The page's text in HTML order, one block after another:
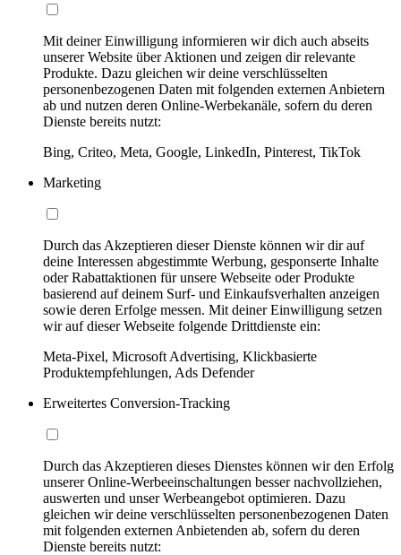
Mit deiner Einwilligung informieren wir dich auch abseits
unserer Website über Aktionen und zeigen dir relevante
Produkte. Dazu gleichen wir deine verschlüsselten
personenbezogenen Daten mit folgenden externen Anbietern
ab und nutzen deren Online-Werbekanäle, sofern du deren
Dienste bereits nutzt:
Bing, Criteo, Meta, Google, LinkedIn, Pinterest, TikTok
Marketing
Durch das Akzeptieren dieser Dienste können wir dir auf
deine Interessen abgestimmte Werbung, gesponserte Inhalte
oder Rabattaktionen für unsere Webseite oder Produkte
basierend auf deinem Surf- und Einkaufsverhalten anzeigen
sowie deren Erfolge messen. Mit deiner Einwilligung setzen
wir auf dieser Webseite folgende Drittdienste ein:
Meta-Pixel, Microsoft Advertising, Klickbasierte
Produktempfehlungen, Ads Defender
Erweitertes Conversion-Tracking
Durch das Akzeptieren dieses Dienstes können wir den Erfolg
unserer Online-Werbeeinschaltungen besser nachvollziehen,
auswerten und unser Werbeangebot optimieren. Dazu
gleichen wir deine verschlüsselten personenbezogenen Daten
mit folgenden externen Anbietenden ab, sofern du deren
Dienste bereits nutzt: